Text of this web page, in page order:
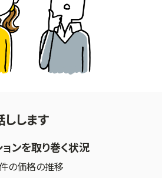
します
ンを取り巻く状況
の価格の推移